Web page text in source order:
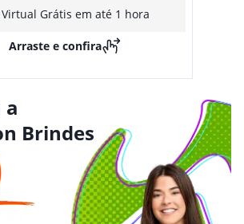
Grátis em até 1 hora
Arraste e confira
a
Brindes